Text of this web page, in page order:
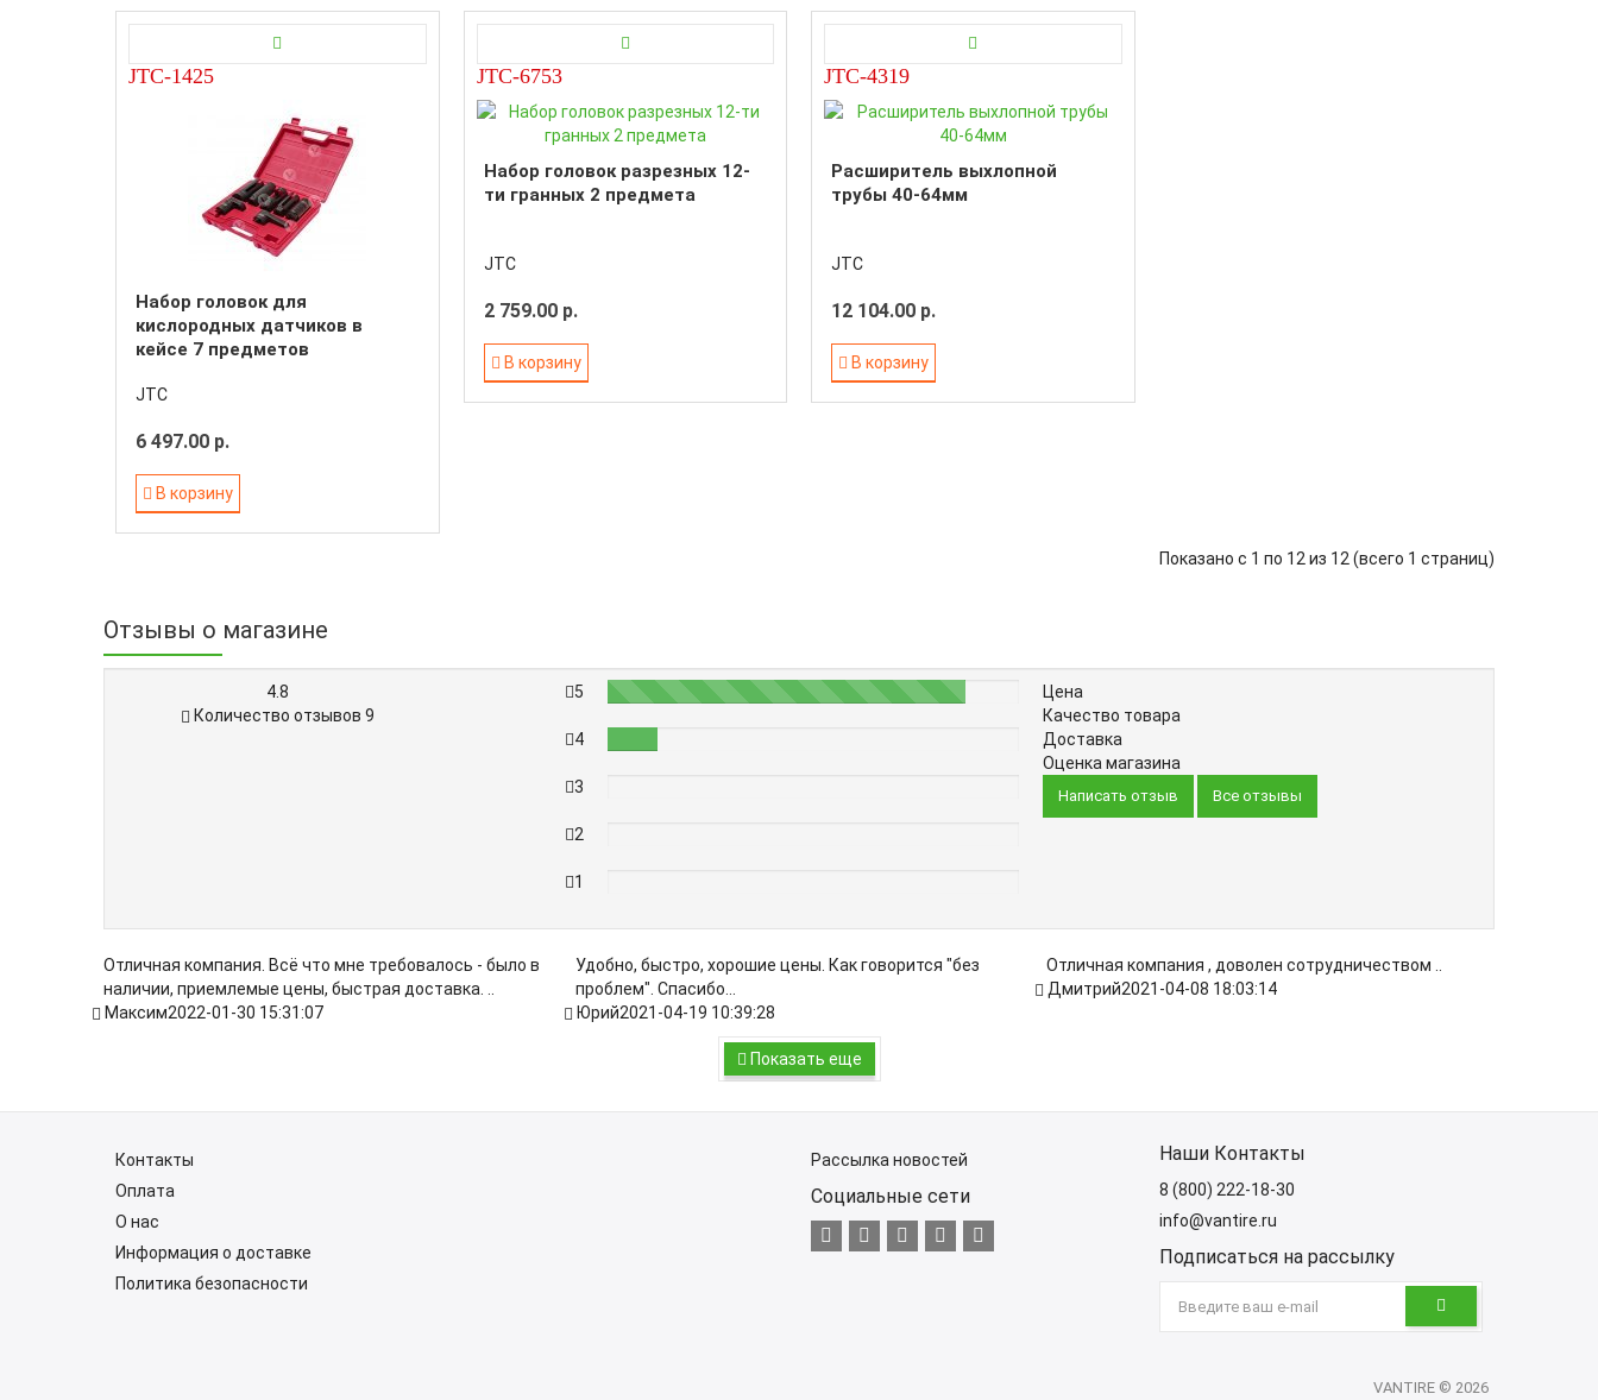
JTC-1425
Набор головок для
кислородных датчиков в
кейсе 7 предметов
JTC
6 497.00 р.
В корзину
JTC-6753
Набор головок разрезных 12-
ти гранных 2 предмета
JTC
2 759.00 р.
В корзину
JTC-4319
Расширитель выхлопной
трубы 40-64мм
JTC
12 104.00 р.
В корзину
Показано с 1 по 12 из 12 (всего 1 страниц)
Отзывы о магазине
4.8
Количество отзывов 9
5 87%
4
3
2
1
Цена
Качество товара
Доставка
Оценка магазина
Написать отзыв Все отзывы
Отличная компания. Всё что мне требовалось - было в
наличии, приемлемые цены, быстрая доставка. ..
Максим2022-01-30 15:31:07
Удобно, быстро, хорошие цены. Как говорится "без
проблем". Спасибо...
Юрий2021-04-19 10:39:28
Отличная компания , доволен сотрудничеством ..
Дмитрий2021-04-08 18:03:14
Показать еще
Контакты
Оплата
О нас
Информация о доставке
Политика безопасности
Рассылка новостей
Социальные сети
Наши Контакты
8 (800) 222-18-30
info@vantire.ru
Подписаться на рассылку
VANTIRE © 2026